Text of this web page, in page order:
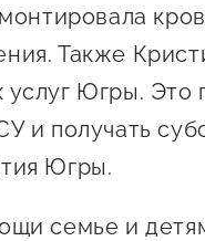
Также
Югры. Это
и получать
Югры.
семье и